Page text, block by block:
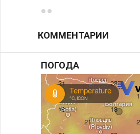
КОММЕНТАРИИ
ПОГОДА